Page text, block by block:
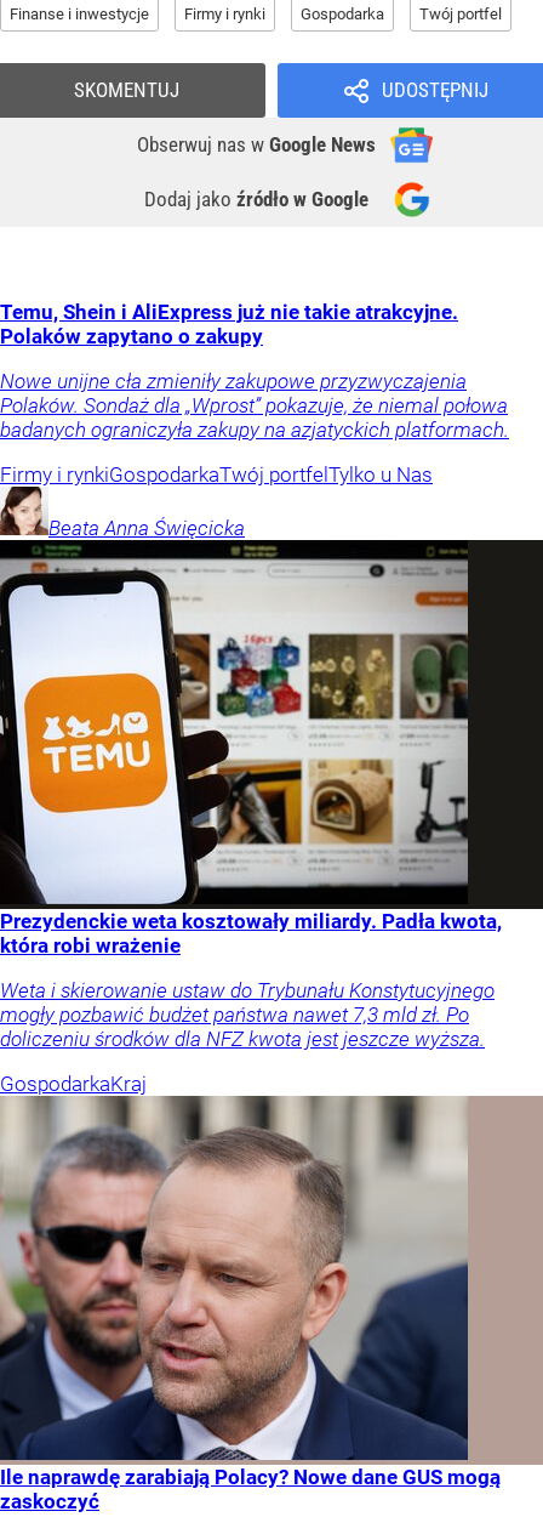
Finanse i inwestycje Firmy i rynki Gospodarka Twój portfel
UDOSTĘPNIJ
Obserwuj nas w Google News
Dodaj jako źródło w Google
SKOMENTUJ
Temu, Shein i AliExpress już nie takie atrakcyjne.
Polaków zapytano o zakupy
Nowe unijne cła zmieniły zakupowe przyzwyczajenia
Polaków. Sondaż dla „Wprost” pokazuje, że niemal połowa
badanych ograniczyła zakupy na azjatyckich platformach.
Firmy i rynkiGospodarkaTwój portfel Tylko u Nas
Beata Anna Święcicka
Prezydenckie weta kosztowały miliardy. Padła kwota,
która robi wrażenie
Weta i skierowanie ustaw do Trybunału Konstytucyjnego
mogły pozbawić budżet państwa nawet 7,3 mld zł. Po
doliczeniu środków dla NFZ kwota jest jeszcze wyższa.
GospodarkaKraj
Ile naprawdę zarabiają Polacy? Nowe dane GUS mogą
zaskoczyć